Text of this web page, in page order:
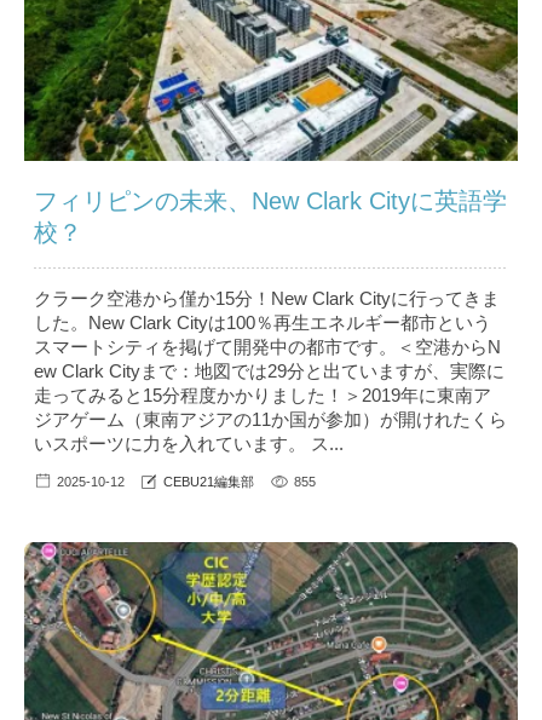
フィリピンの未来、New Clark Cityに英語学
校？
クラーク空港から僅か15分！New Clark Cityに行ってきま
した。New Clark Cityは100％再生エネルギー都市という
スマートシティを掲げて開発中の都市です。＜空港からN
ew Clark Cityまで：地図では29分と出ていますが、実際に
走ってみると15分程度かかりました！＞2019年に東南ア
ジアゲーム（東南アジアの11か国が参加）が開けれたくら
いスポーツに力を入れています。 ス...
2025-10-12 CEBU21編集部 855